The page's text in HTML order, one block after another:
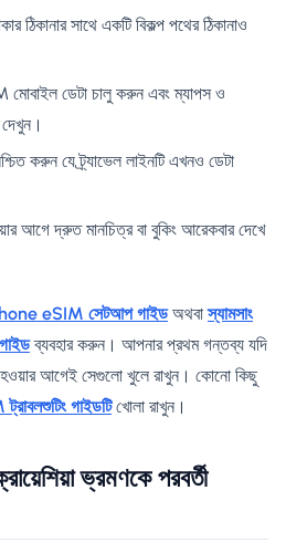
ঠিকানার সাথে একটি বিকল্প পথের ঠিকানাও
মোবাইল ডেটা চালু করুন এবং ম্যাপস ও
দেখুন।
করুন যে ট্র্যাভেল লাইনটি এখনও ডেটা
আগে দ্রুত মানচিত্র বা বুকিং আরেকবার দেখে
eSIM সেটআপ গাইডঅথবাস্যামসাং
ব্যবহার করুন। আপনার প্রথম গন্তব্য যদি
আগেই সেগুলো খুলে রাখুন। কোনো কিছু
গাইডটিখোলা রাখুন।
ভ্রমণকে পরবর্তী